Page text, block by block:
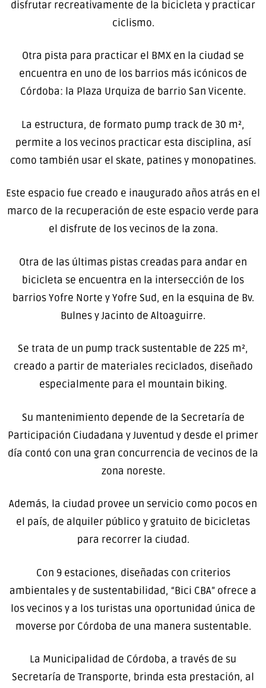
disfrutar recreativamente de la bicicleta y practicar
ciclismo.
Otra pista para practicar el BMX en la ciudad se
encuentra en uno de los barrios más icónicos de
Córdoba: la Plaza Urquiza de barrio San Vicente.
La estructura, de formato pump track de 30 m²,
permite a los vecinos practicar esta disciplina, así
como también usar el skate, patines y monopatines.
Este espacio fue creado e inaugurado años atrás en el
marco de la recuperación de este espacio verde para
el disfrute de los vecinos de la zona.
Otra de las últimas pistas creadas para andar en
bicicleta se encuentra en la intersección de los
barrios Yofre Norte y Yofre Sud, en la esquina de Bv.
Bulnes y Jacinto de Altoaguirre.
Se trata de un pump track sustentable de 225 m²,
creado a partir de materiales reciclados, diseñado
especialmente para el mountain biking.
Su mantenimiento depende de la Secretaría de
Participación Ciudadana y Juventud y desde el primer
día contó con una gran concurrencia de vecinos de la
zona noreste.
Además, la ciudad provee un servicio como pocos en
el país, de alquiler público y gratuito de bicicletas
para recorrer la ciudad.
Con 9 estaciones, diseñadas con criterios
ambientales y de sustentabilidad, “Bici CBA” ofrece a
los vecinos y a los turistas una oportunidad única de
moverse por Córdoba de una manera sustentable.
La Municipalidad de Córdoba, a través de su
Secretaría de Transporte, brinda esta prestación, al